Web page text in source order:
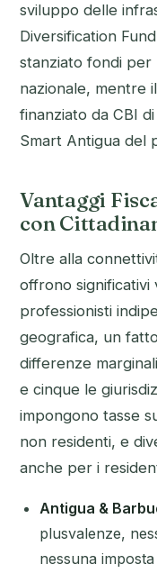
sviluppo delle
Diversification
stanziato fondi
nazionale, mentre
finanziato da CBI
Smart Antigua del
Vantaggi
con
Oltre alla
offrono significativi
professionisti
geografica, un
differenze
e cinque le
impongono tasse
non residenti, e
anche per i
Antigua &
plusvalenze,
nessuna